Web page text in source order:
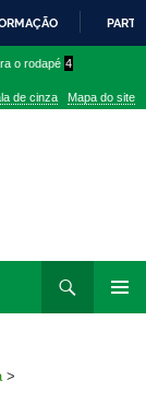
o rodapé 4
de cinza Mapa do site
>